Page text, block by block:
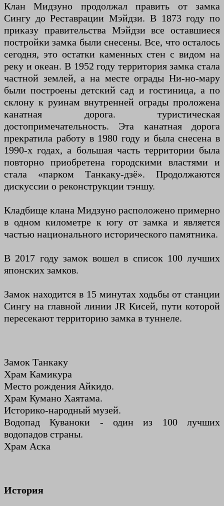
Клан Мидзуно продолжал править от замка
Сингу до Реставрации Мэйдзи. В 1873 году по
приказу правительства Мэйдзи все оставшиеся
постройки замка были снесены. Все, что осталось
сегодня, это остатки каменных стен с видом на
реку и океан. В 1952 году территория замка стала
частной землей, а на месте ограды Ни-но-мару
были построены детский сад и гостиница, а по
склону к руинам внутренней ограды проложена
канатная дорога. туристическая
достопримечательность. Эта канатная дорога
прекратила работу в 1980 году и была снесена в
1990-х годах, а большая часть территории была
повторно приобретена городскими властями и
стала «парком Танкаку-дзё». Продолжаются
дискуссии о реконструкции тэншу.
Кладбище клана Мидзуно расположено примерно
в одном километре к югу от замка и является
частью национального исторического памятника.
В 2017 году замок вошел в список 100 лучших
японских замков.
Замок находится в 15 минутах ходьбы от станции
Сингу на главной линии JR Кисей, пути которой
пересекают территорию замка в туннеле.
Замок Танкаку
Храм Камикура
Место рождения Айкидо.
Храм Кумано Хаятама.
Историко-народный музей.
Водопад Куваноки - один из 100 лучших
водопадов страны.
Храм Аска
История